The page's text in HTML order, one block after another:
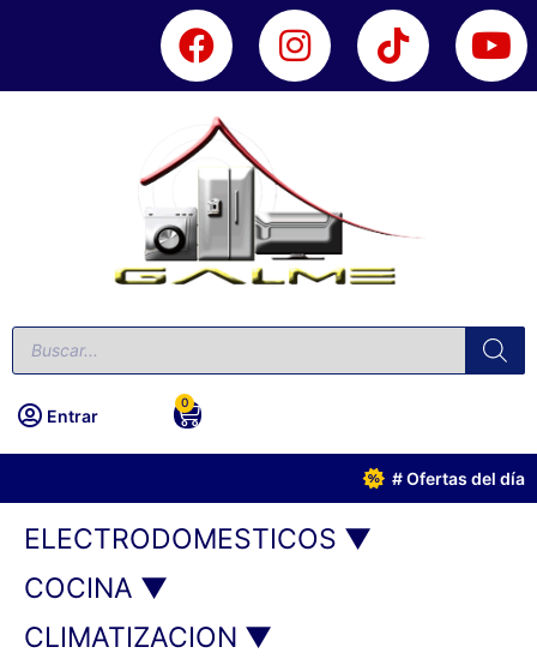
Entrar
0
# Ofertas del día
ELECTRODOMESTICOS ▼
COCINA ▼
CLIMATIZACION ▼